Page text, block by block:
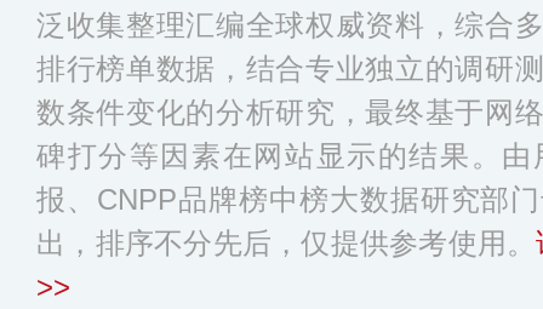
泛收集整理汇编全球权威资料，综合
排行榜单数据，结合专业独立的调研
数条件变化的分析研究，最终基于网
碑打分等因素在网站显示的结果。
报、CNPP品牌榜中榜大数据研究部
出，排序不分先后，仅提供参考使用。
>>